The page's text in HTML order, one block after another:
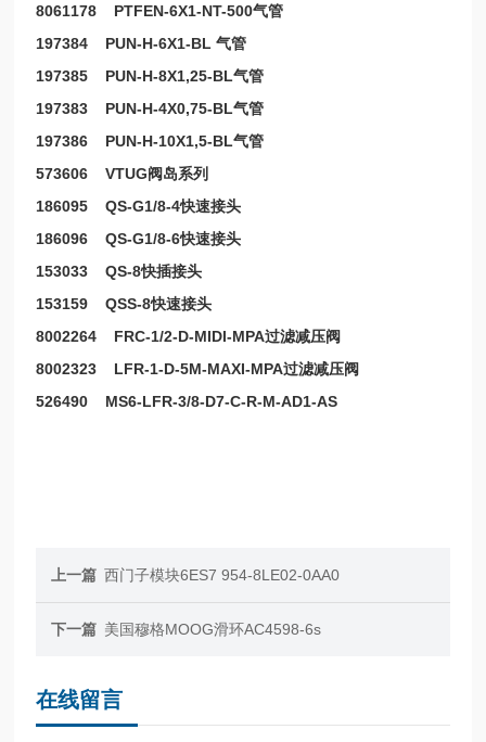
8061178 PTFEN-6X1-NT-500气管
197384 PUN-H-6X1-BL 气管
197385 PUN-H-8X1,25-BL气管
197383 PUN-H-4X0,75-BL气管
197386 PUN-H-10X1,5-BL气管
573606 VTUG阀岛系列
186095 QS-G1/8-4快速接头
186096 QS-G1/8-6快速接头
153033 QS-8快插接头
153159 QSS-8快速接头
8002264 FRC-1/2-D-MIDI-MPA过滤减压阀
8002323 LFR-1-D-5M-MAXI-MPA过滤减压阀
526490 MS6-LFR-3/8-D7-C-R-M-AD1-AS
上一篇 西门子模块6ES7 954-8LE02-0AA0
下一篇 美国穆格MOOG滑环AC4598-6s
在线留言